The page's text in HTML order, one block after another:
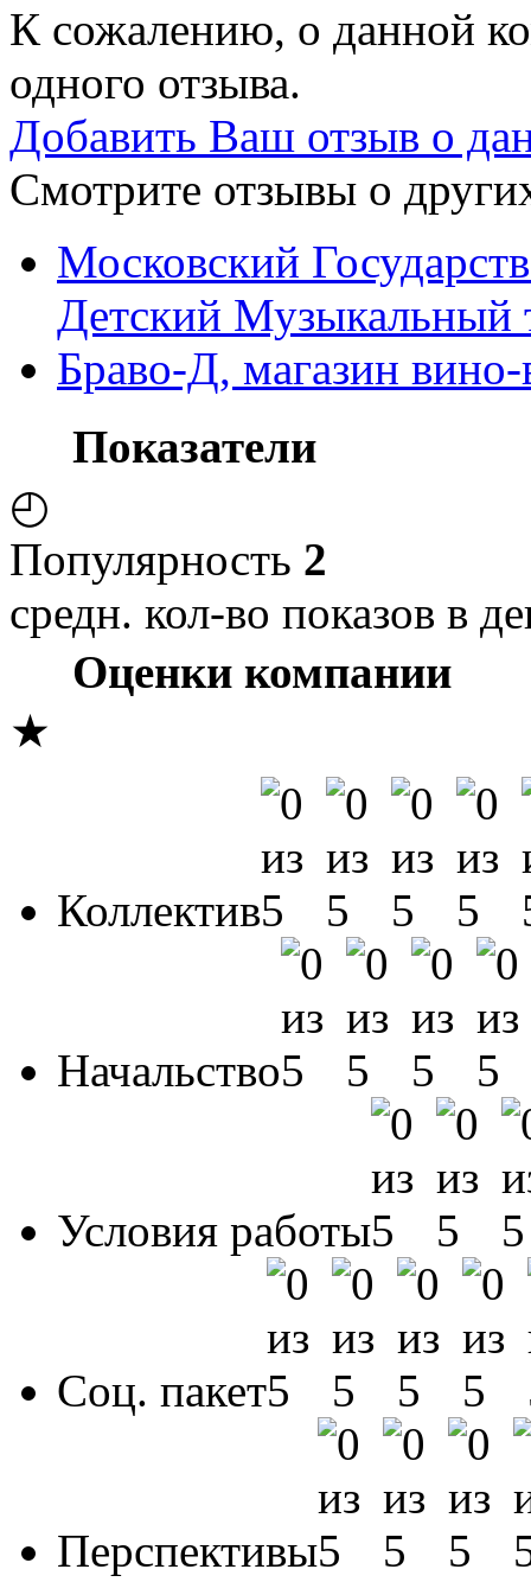
К сожалению, о данной
одного отзыва.
Добавить Ваш отзыв о
Смотрите отзывы о
Московский
Детский
Браво-Д, магазин
Показатели
◴
Популярность 2
средн. кол-во показов в
Оценки компании
★
Коллектив
Начальство
Условия работы
Соц. пакет
Перспективы